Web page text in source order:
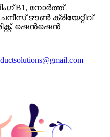
B1, നോർത്ത്
ടൗൺ ക്രിയേറ്റീവ്
ഷെൻഷെൻ